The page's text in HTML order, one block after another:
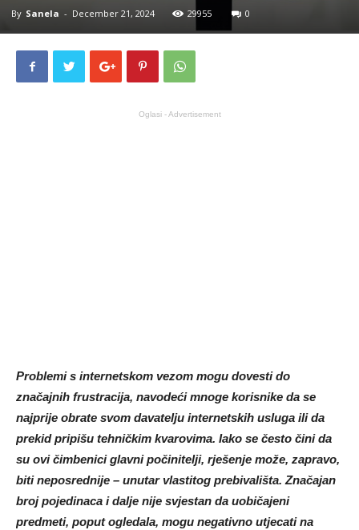
By Sanela - December 21, 2024 29955 0
Oglasi - Advertisement
Problemi s internetskom vezom mogu dovesti do
značajnih frustracija, navodeći mnoge korisnike da se
najprije obrate svom davatelju internetskih usluga ili da
prekid pripišu tehničkim kvarovima. Iako se često čini da
su ovi čimbenici glavni počinitelji, rješenje može, zapravo,
biti neposrednije – unutar vlastitog prebivališta. Značajan
broj pojedinaca i dalje nije svjestan da uobičajeni
predmeti, poput ogledala, mogu negativno utjecati na